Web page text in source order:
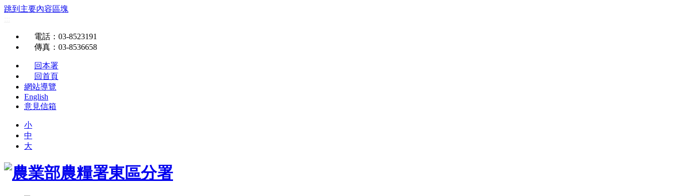
跳到主要內容區塊
電話 ：03-8523191
傳真 ：03-8536658
回本署
回首頁
網站導覽
English
意見信箱
小
中
大